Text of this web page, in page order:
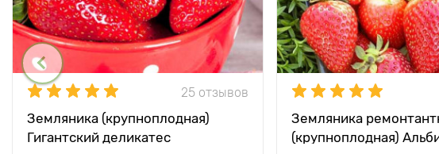
25 отзывов
Земляника (крупноплодная)
Гигантский деликатес
Земляника
(крупноплодная)